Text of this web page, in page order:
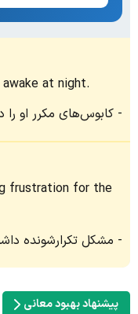
at night.
کابوس‌های مکرر او
frustration for the
مشکل تکرارشونده
پیشنهاد بهبود معانی